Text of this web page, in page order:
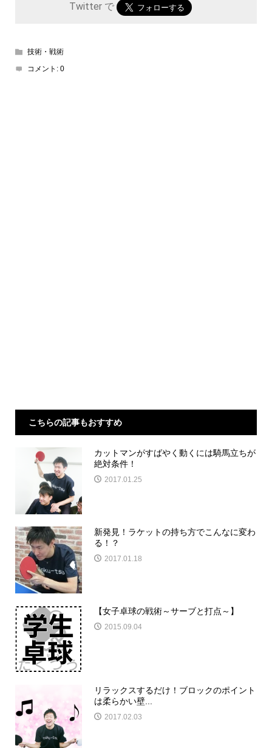
Twitter で
技術・戦術
コメント: 0
こちらの記事もおすすめ
カットマンがすばやく動くには騎馬立ちが
絶対条件！
2017.01.25
新発見！ラケットの持ち方でこんなに変わ
る！？
2017.01.18
【女子卓球の戦術～サーブと打点～】
2015.09.04
リラックスするだけ！ブロックのポイント
は柔らかい壁...
2017.02.03